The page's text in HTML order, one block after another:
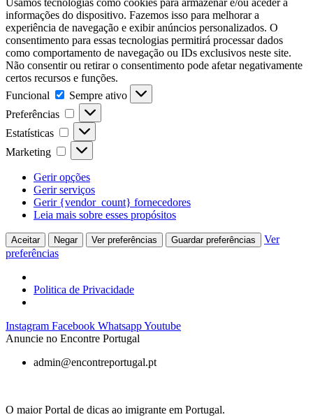
Usamos tecnologias como cookies para armazenar e/ou aceder a
informações do dispositivo. Fazemos isso para melhorar a
experiência de navegação e exibir anúncios personalizados. O
consentimento para essas tecnologias permitirá processar dados
como comportamento de navegação ou IDs exclusivos neste site.
Não consentir ou retirar o consentimento pode afetar negativamente
certos recursos e funções.
Funcional
Funcional
Sempre ativo
Preferências
Preferências
Estatísticas Estatísticas
Marketing Marketing
Gerir opções
Gerir serviços
Gerir {vendor_count} fornecedores
Leia mais sobre esses propósitos
Aceitar Negar Ver preferências Guardar preferências
Ver
preferências
Politica de Privacidade
Pular
para
conteúdo
Instagram Facebook WhatsappYoutube
Anuncie no Encontre Portugal
admin@encontreportugal.pt
O maior Portal de dicas ao imigrante em Portugal.